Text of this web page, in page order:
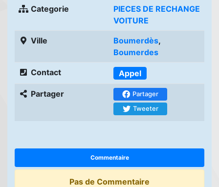
Categorie
PIECES DE RECHANGE
VOITURE
Ville Boumerdès,
Boumerdes
Contact Appel
Partager
Partager
Tweeter
Commentaire
Pas de Commentaire